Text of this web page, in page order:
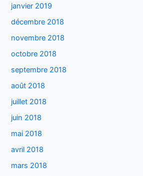
janvier 2019
décembre 2018
novembre 2018
octobre 2018
septembre 2018
août 2018
juillet 2018
juin 2018
mai 2018
avril 2018
mars 2018